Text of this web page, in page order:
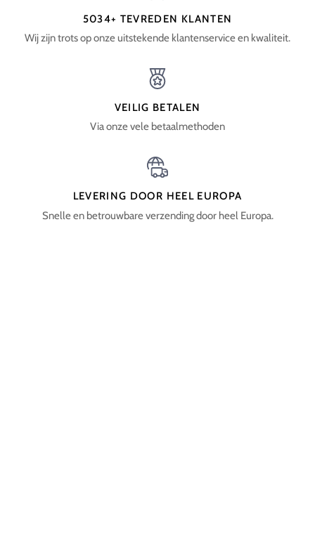
5034+ TEVREDEN KLANTEN
Wij zijn trots op onze uitstekende klantenservice en kwaliteit.
VEILIG BETALEN
Via onze vele betaalmethoden
LEVERING DOOR HEEL EUROPA
Snelle en betrouwbare verzending door heel Europa.